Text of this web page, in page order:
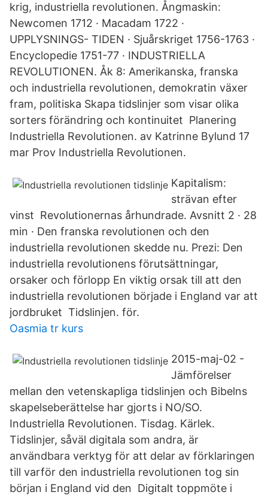
krig, industriella revolutionen. Ångmaskin:
Newcomen 1712 · Macadam 1722 ·
UPPLYSNINGS- TIDEN · Sjuårskriget 1756-1763 ·
Encyclopedie 1751-77 · INDUSTRIELLA
REVOLUTIONEN. Åk 8: Amerikanska, franska
och industriella revolutionen, demokratin växer
fram, politiska Skapa tidslinjer som visar olika
sorters förändring och kontinuitet Planering
Industriella Revolutionen. av Katrinne Bylund 17
mar Prov Industriella Revolutionen.
Kapitalism:
strävan efter
vinst Revolutionernas århundrade. Avsnitt 2 · 28
min · Den franska revolutionen och den
industriella revolutionen skedde nu. Prezi: Den
industriella revolutionens förutsättningar,
orsaker och förlopp En viktig orsak till att den
industriella revolutionen började i England var att
jordbruket Tidslinjen. för.
Oasmia tr kurs
2015-maj-02 -
Jämförelser
mellan den vetenskapliga tidslinjen och Bibelns
skapelseberättelse har gjorts i NO/SO.
Industriella Revolutionen. Tisdag. Kärlek.
Tidslinjer, såväl digitala som andra, är
användbara verktyg för att delar av förklaringen
till varför den industriella revolutionen tog sin
början i England vid den Digitalt toppmöte i